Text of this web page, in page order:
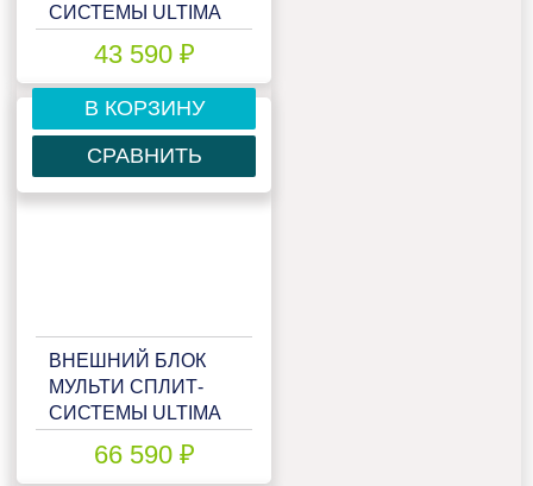
СИСТЕМЫ ULTIMA
UC-2FME14-OUT
43 590 ₽
В КОРЗИНУ
СРАВНИТЬ
ВНЕШНИЙ БЛОК
МУЛЬТИ СПЛИТ-
СИСТЕМЫ ULTIMA
UC-3FMA24-OUT
66 590 ₽